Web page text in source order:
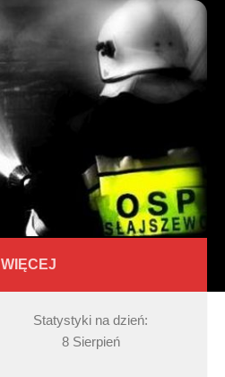
WIĘCEJ
Statystyki na dzień:
8 Sierpień